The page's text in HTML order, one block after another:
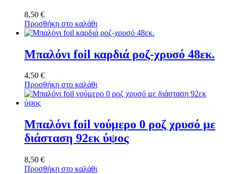
8,50 €
Προσθήκη στο καλάθι
Μπαλόνι foil καρδιά ροζ-χρυσό 48εκ.
4,50 €
Προσθήκη στο καλάθι
Μπαλόνι foil νούμερο 0 ροζ χρυσό με
διάσταση 92εκ ύψος
8,50 €
Προσθήκη στο καλάθι